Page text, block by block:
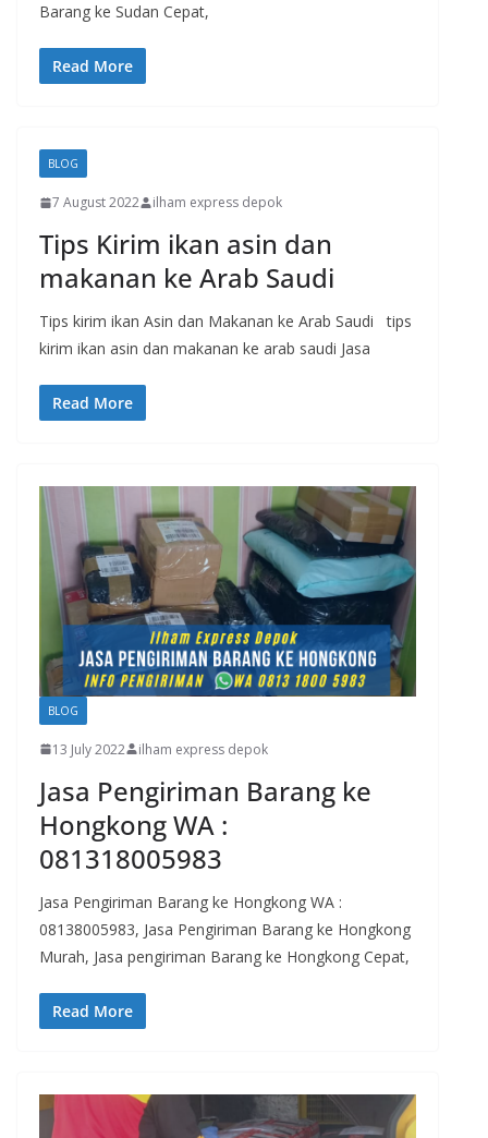
Barang ke Sudan Cepat,
Read More
BLOG
7 August 2022 ilham express depok
Tips Kirim ikan asin dan
makanan ke Arab Saudi
Tips kirim ikan Asin dan Makanan ke Arab Saudi tips
kirim ikan asin dan makanan ke arab saudi Jasa
Read More
BLOG
13 July 2022 ilham express depok
Jasa Pengiriman Barang ke
Hongkong WA :
081318005983
Jasa Pengiriman Barang ke Hongkong WA :
08138005983, Jasa Pengiriman Barang ke Hongkong
Murah, Jasa pengiriman Barang ke Hongkong Cepat,
Read More